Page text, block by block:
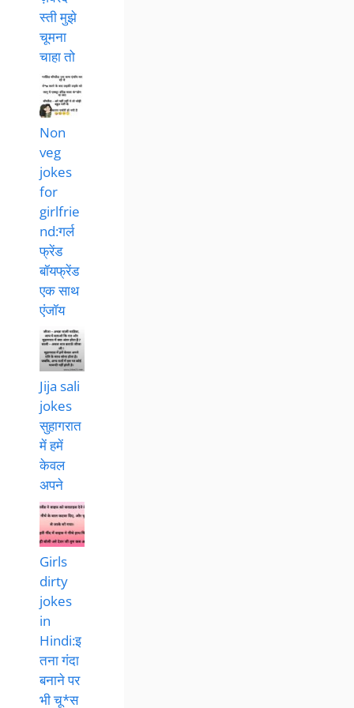
स्ती मुझे
चूमना
चाहा तो
Non
veg
jokes
for
girlfrie
nd:गर्ल
फ्रेंड
बॉयफ्रेंड
एक साथ
एंजॉय
Jija sali
jokes
सुहागरात
में हमें
केवल
अपने
Girls
dirty
jokes
in
Hindi:इ
तना गंदा
बनाने पर
भी चू*स